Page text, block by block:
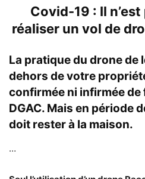
Covid-19 : Il
réaliser un vol de
La pratique du drone de
dehors de votre
confirmée ni infirmée
DGAC. Mais en période
doit rester à la maison.
…